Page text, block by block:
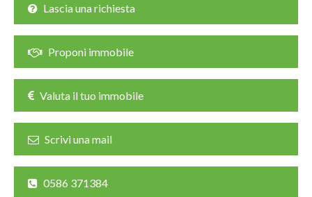
Lascia una richiesta
Proponi immobile
Valuta il tuo immobile
Scrivi una mail
0586 371384